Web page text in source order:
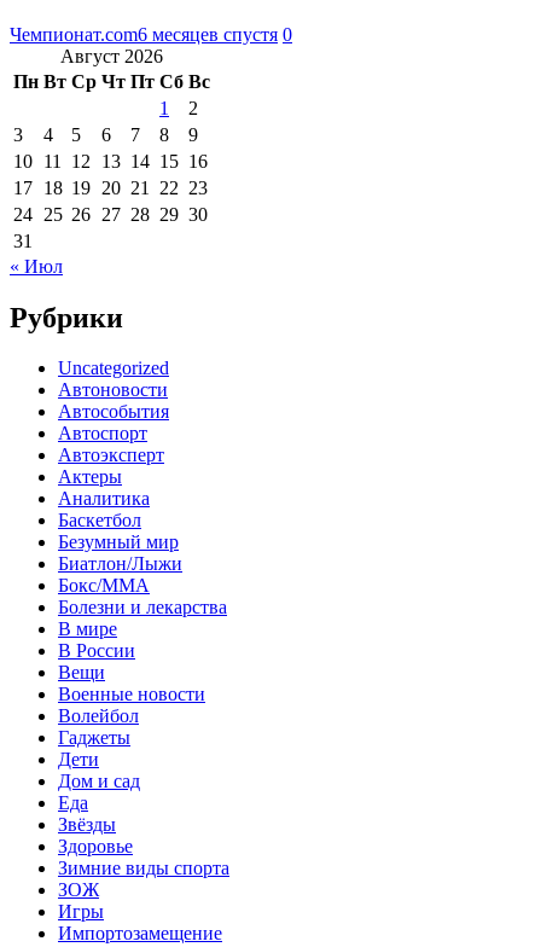
Чемпионат.com6 месяцев спустя 0
Август 2026
Пн Вт Ср Чт Пт Сб Вс
1
2
3
4 5 6 7 8
9
10 11 12 13 14 15 16
17 18 19 20 21 22 23
24 25 26 27 28 29 30
31
« Июл
Рубрики
Uncategorized
Автоновости
Автособытия
Автоспорт
Автоэксперт
Актеры
Аналитика
Баскетбол
Безумный мир
Биатлон/Лыжи
Бокс/MMA
Болезни и лекарства
В мире
В России
Вещи
Военные новости
Волейбол
Гаджеты
Дети
Дом и сад
Еда
Звёзды
Здоровье
Зимние виды спорта
ЗОЖ
Игры
Импортозамещение